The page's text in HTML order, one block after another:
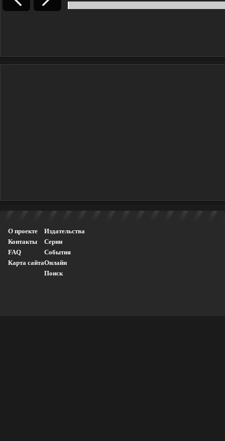
О проекте
Контакты
FAQ
Карта сайта
Издательства
Серии
События
Онлайн
Поиск